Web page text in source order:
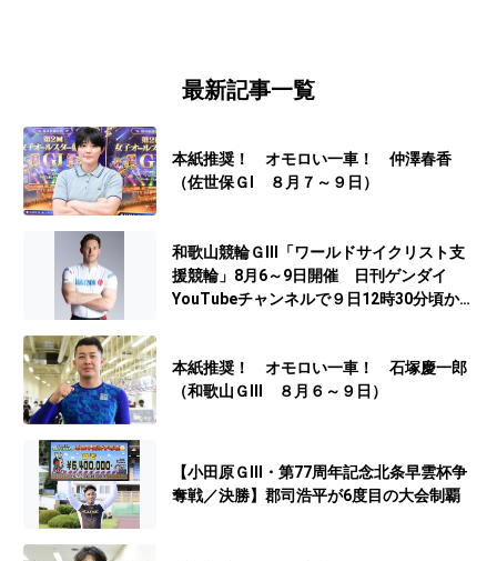
最新記事一覧
本紙推奨！ オモロい一車！ 仲澤春香
（佐世保ＧⅠ ８月７～９日）
和歌山競輪ＧⅢ「ワールドサイクリスト支
援競輪」8月6～9日開催 日刊ゲンダイ
YouTubeチャンネルで９日12時30分頃から
本紙推奨！ オモロい一車！ 石塚慶一郎
（和歌山ＧⅢ ８月６～９日）
【小田原ＧⅢ・第77周年記念北条早雲杯争
奪戦／決勝】郡司浩平が6度目の大会制覇